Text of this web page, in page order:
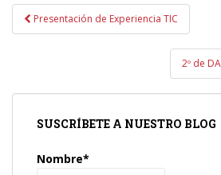
Navegación
de
Presentación de Experiencia TIC
2º de
SUSCRÍBETE A NUESTRO BLOG
Nombre*